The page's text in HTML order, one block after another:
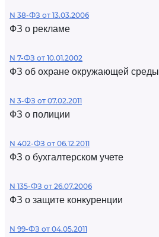
N 38-ФЗ от 13.03.2006
ФЗ о рекламе
N 7-ФЗ от 10.01.2002
ФЗ об охране окружающей среды
N 3-ФЗ от 07.02.2011
ФЗ о полиции
N 402-ФЗ от 06.12.2011
ФЗ о бухгалтерском учете
N 135-ФЗ от 26.07.2006
ФЗ о защите конкуренции
N 99-ФЗ от 04.05.2011